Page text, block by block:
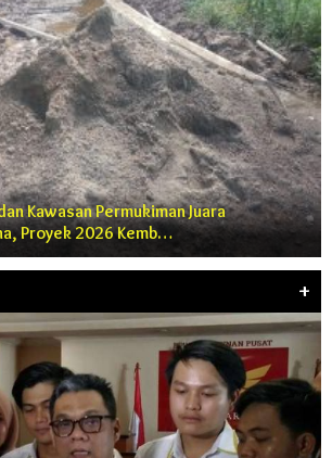
Kawasan Permukiman Juara
Proyek 2026 Kemb…
+